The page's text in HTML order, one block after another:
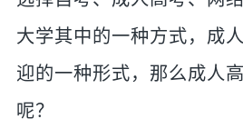
大学其中的一种方式，成
迎的一种形式，那么成人
呢？